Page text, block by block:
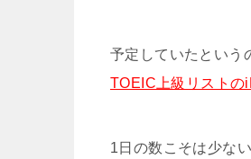
予定していたという
TOEIC上級リストの
1日の数こそは少な